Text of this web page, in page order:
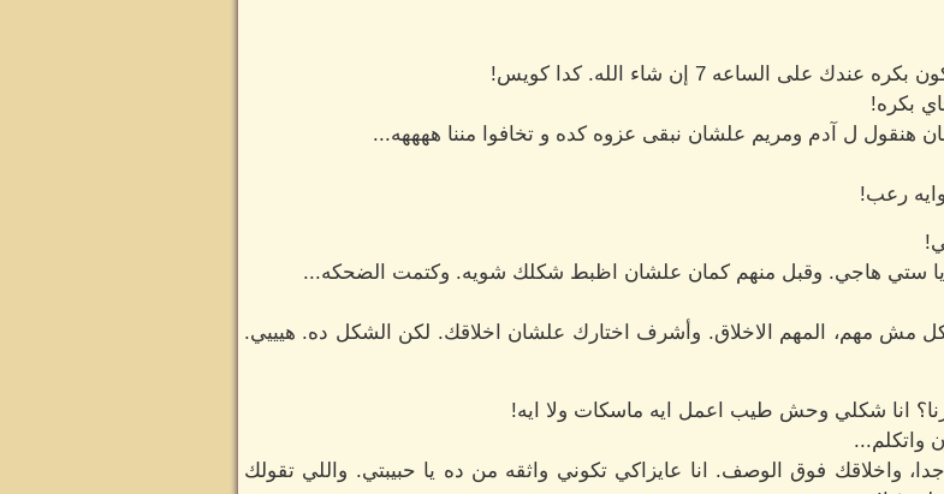
الساعه 7 إن شاء الله. كدا كويس!
بكره!
هنقول ل آدم ومريم علشان نبقى عزوه كده و تخافوا مننا ههههه...
رعب!
ستي هاجي. وقبل منهم كمان علشان اظبط شكلك شويه. وكتمت الضحكه...
مش مهم، المهم الاخلاق. وأشرف اختارك علشان اخلاقك. لكن الشكل ده. هيييي.
رنا؟ انا شكلي وحش طيب اعمل ايه ماسكات ولا ايه!
واتكلم...
واخلاقك فوق الوصف. انا عايزاكي تكوني واثقه من ده يا حبيبتي. واللي تقولك